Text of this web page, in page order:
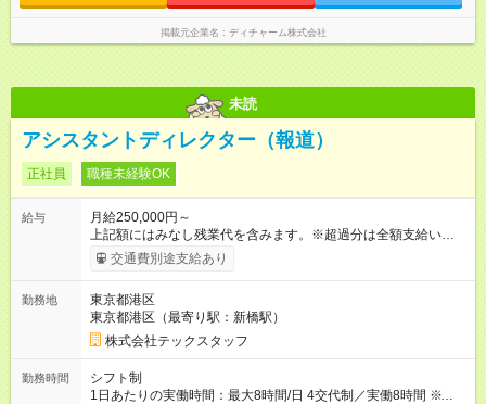
業務手当：担当業務・エリアに応じて支給 その他手当（通信手
当、アサイン協力手当、教育担当手当など） 【試用期間】試用
期間あり 試用期間の長さ：3ヶ月 雇用形態、給与は本採用時と
掲載元企業名 ディチャーム株式会社
未読
アシスタントディレクター（報道）
正社員 職種未経験OK
給与
月給250,000円～
上記額にはみなし残業代を含みます。※超過分は全額支給いたし
ます。 みなし残業代 48,000円／月 みなし残業時間 30時間／月
上記額にはみなし残業代（月30時間分、48,000円）を含みま
期間の長さ：6ヶ月 雇用形態、給与は本採用時と同じです。
交通費別途支給あり
勤務地
東京都港区
東京都港区（最寄り駅：新橋駅）
株式会社テックスタッフ
勤務時間
シフト制
1日あたりの実働時間：最大8時間/日 4交代制／実働8時間 ※下記